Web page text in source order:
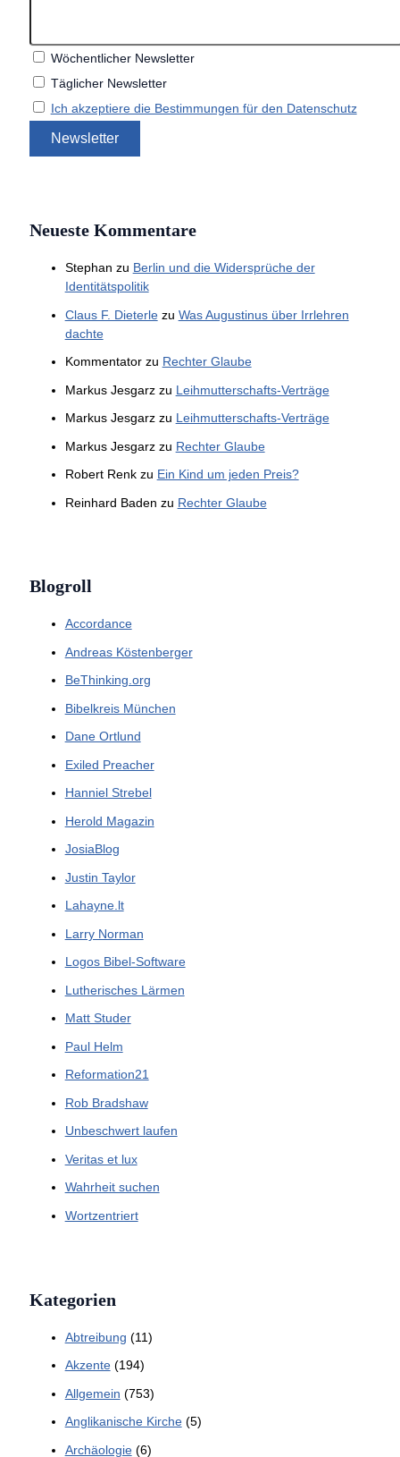
Wöchentlicher Newsletter
Täglicher Newsletter
Ich akzeptiere die Bestimmungen für den Datenschutz
Neueste Kommentare
Stephan zu Berlin und die Widersprüche der
Identitätspolitik
Claus F. Dieterlezu Was Augustinus über Irrlehren
dachte
Kommentatorzu Rechter Glaube
Markus Jesgarzzu Leihmutterschafts-Verträge
Markus Jesgarzzu Leihmutterschafts-Verträge
Markus Jesgarzzu Rechter Glaube
Robert Renkzu Ein Kind um jeden Preis?
Reinhard Baden zu Rechter Glaube
Blogroll
Accordance
Andreas Köstenberger
BeThinking.org
Bibelkreis München
Dane Ortlund
Exiled Preacher
Hanniel Strebel
Herold Magazin
JosiaBlog
Justin Taylor
Lahayne.lt
Larry Norman
Logos Bibel-Software
Lutherisches Lärmen
Matt Studer
Paul Helm
Reformation21
Rob Bradshaw
Unbeschwert laufen
Veritas et lux
Wahrheit suchen
Wortzentriert
Kategorien
Abtreibung (11)
Akzente(194)
Allgemein (753)
Anglikanische Kirche(5)
Archäologie(6)